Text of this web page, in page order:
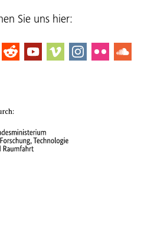
Sie uns hier: